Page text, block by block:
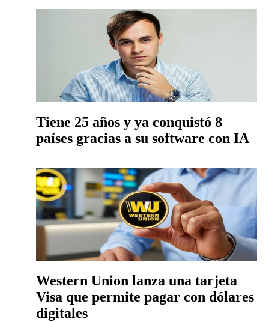
Tiene 25 años y ya conquistó 8
países gracias a su software con IA
Western Union lanza una tarjeta
Visa que permite pagar con dólares
digitales